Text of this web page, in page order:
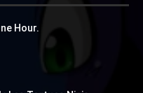
Hour.